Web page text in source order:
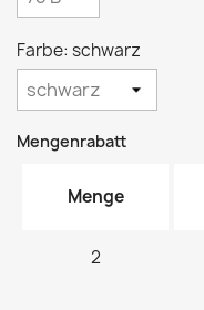
Farbe: schwarz
Mengenrabatt
Menge
2